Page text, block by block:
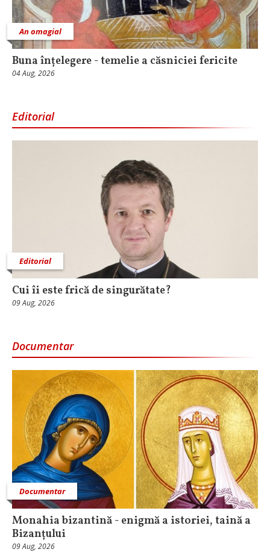
An omagial
Buna înțelegere - temelie a căsniciei fericite
04 Aug, 2026
Editorial
Editorial
Cui îi este frică de singurătate?
09 Aug, 2026
Documentar
Documentar
Monahia bizantină - enigmă a istoriei, taină a
Bizanțului
09 Aug, 2026